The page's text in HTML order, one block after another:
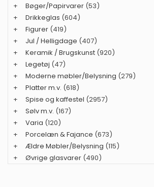
+
Bøger/Papirvarer (53)
+
Drikkeglas (604)
+
Figurer (419)
+
Jul / Helligdage (407)
+
Keramik / Brugskunst (920)
+
Legetøj (47)
+
Moderne møbler/Belysning (279)
+
Platter m.v. (618)
+
Spise og kaffestel (2957)
+
Sølv m.v. (167)
+
Varia (120)
+
Porcelæn & Fajance (673)
+
Ældre Møbler/Belysning (115)
+
Øvrige glasvarer (490)